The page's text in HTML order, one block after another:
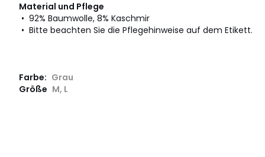
Material und Pflege
• 92% Baumwolle, 8% Kaschmir
• Bitte beachten Sie die Pflegehinweise auf dem Etikett.
Farbe: Grau
Größe M, L